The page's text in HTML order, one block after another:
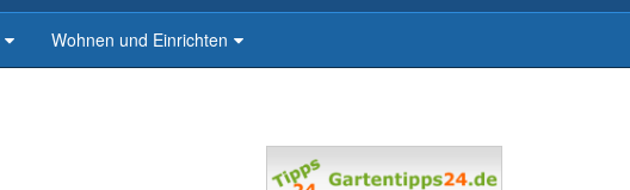
Wohnen und Einrichten